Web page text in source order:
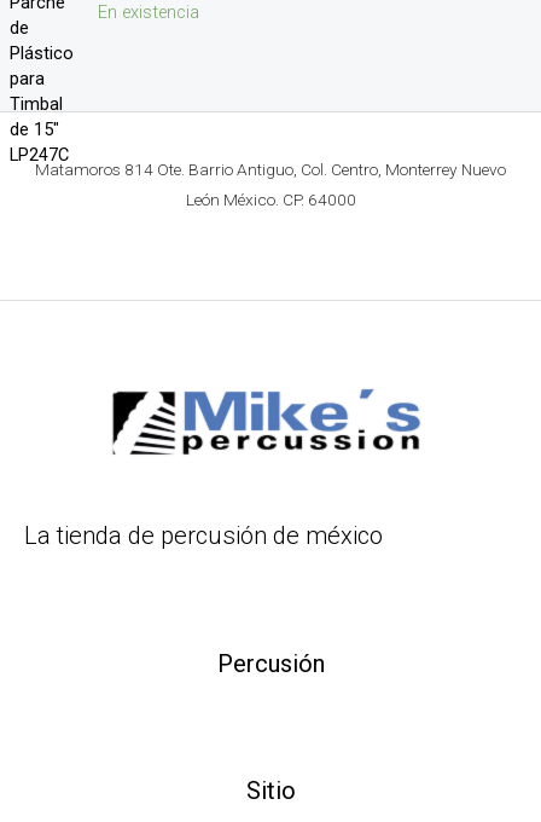
En existencia
Matamoros 814 Ote. Barrio Antiguo, Col. Centro, Monterrey Nuevo
León México. CP. 64000
La tienda de percusión de méxico
Percusión
Sitio